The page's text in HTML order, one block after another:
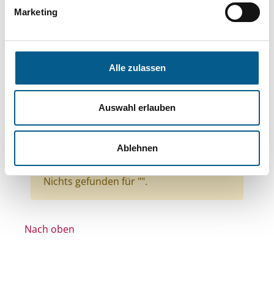
Marketing
Alle zulassen
Auswahl erlauben
Ablehnen
Themen: Seniorinnen, Senioren & Pflege
Themen: Menschen mit Behinderung
Themen: Kinder, Jugendliche & Familie
Themen: Integration
Themen: Wohltätige Zwecke
Alle Filter entfernen
Nichts gefunden für "".
Nach oben